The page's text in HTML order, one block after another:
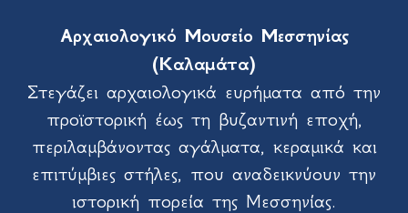
Αρχαιολογικό Μουσείο Μεσσηνίας
(Καλαμάτα)
Στεγάζει αρχαιολογικά ευρήματα από την
προϊστορική έως τη βυζαντινή εποχή,
περιλαμβάνοντας αγάλματα, κεραμικά και
επιτύμβιες στήλες, που αναδεικνύουν την
ιστορική πορεία της Μεσσηνίας.